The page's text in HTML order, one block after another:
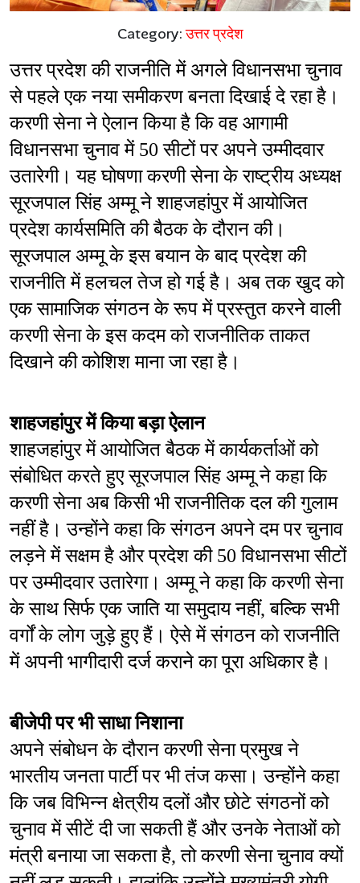
Category:उत्तर प्रदेश
उत्तर प्रदेश की राजनीति में अगले विधानसभा चुनाव
से पहले एक नया समीकरण बनता दिखाई दे रहा है।
करणी सेना ने ऐलान किया है कि वह आगामी
विधानसभा चुनाव में 50 सीटों पर अपने उम्मीदवार
उतारेगी। यह घोषणा करणी सेना के राष्ट्रीय अध्यक्ष
सूरजपाल सिंह अम्मू ने शाहजहांपुर में आयोजित
प्रदेश कार्यसमिति की बैठक के दौरान की।
सूरजपाल अम्मू के इस बयान के बाद प्रदेश की
राजनीति में हलचल तेज हो गई है। अब तक खुद को
एक सामाजिक संगठन के रूप में प्रस्तुत करने वाली
करणी सेना के इस कदम को राजनीतिक ताकत
दिखाने की कोशिश माना जा रहा है।
शाहजहांपुर में किया बड़ा ऐलान
शाहजहांपुर में आयोजित बैठक में कार्यकर्ताओं को
संबोधित करते हुए सूरजपाल सिंह अम्मू ने कहा कि
करणी सेना अब किसी भी राजनीतिक दल की गुलाम
नहीं है। उन्होंने कहा कि संगठन अपने दम पर चुनाव
लड़ने में सक्षम है और प्रदेश की 50 विधानसभा सीटों
पर उम्मीदवार उतारेगा। अम्मू ने कहा कि करणी सेना
के साथ सिर्फ एक जाति या समुदाय नहीं, बल्कि सभी
वर्गों के लोग जुड़े हुए हैं। ऐसे में संगठन को राजनीति
में अपनी भागीदारी दर्ज कराने का पूरा अधिकार है।
बीजेपी पर भी साधा निशाना
अपने संबोधन के दौरान करणी सेना प्रमुख ने
भारतीय जनता पार्टी पर भी तंज कसा। उन्होंने कहा
कि जब विभिन्न क्षेत्रीय दलों और छोटे संगठनों को
चुनाव में सीटें दी जा सकती हैं और उनके नेताओं को
मंत्री बनाया जा सकता है, तो करणी सेना चुनाव क्यों